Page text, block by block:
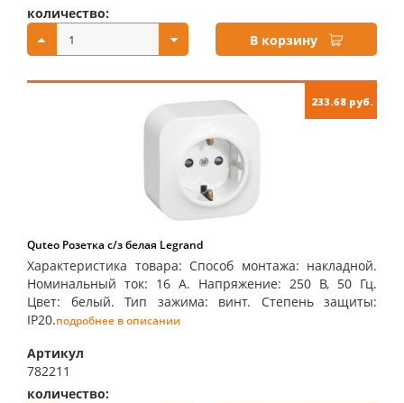
количество:
В корзину
233.68 руб.
Quteo Розетка с/з белая Legrand
Характеристика товара: Способ монтажа: накладной.
Номинальный ток: 16 А. Напряжение: 250 В, 50 Гц.
Цвет: белый. Тип зажима: винт. Степень защиты:
IP20.подробнее в описании
Артикул
782211
количество: